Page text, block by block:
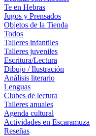
Te en Hebras
Jugos y Prensados
Objetos de la Tienda
Todos
Talleres infantiles
Talleres juveniles
Escritura/Lectura
Dibujo / Ilustración
Análisis literario
Lenguas
Clubes de lectura
Talleres anuales
Agenda cultural
Actividades en Escaramuza
Reseñas